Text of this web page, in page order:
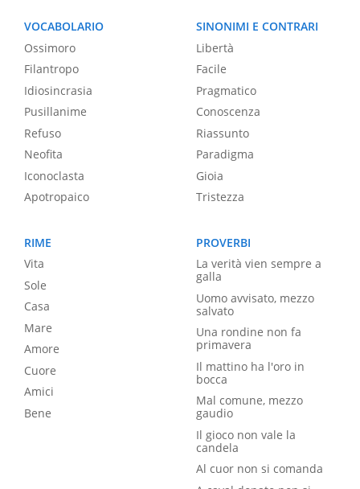
VOCABOLARIO
Ossimoro
Filantropo
Idiosincrasia
Pusillanime
Refuso
Neofita
Iconoclasta
Apotropaico
SINONIMI E CONTRARI
Libertà
Facile
Pragmatico
Conoscenza
Riassunto
Paradigma
Gioia
Tristezza
RIME
Vita
Sole
Casa
Mare
Amore
Cuore
Amici
Bene
PROVERBI
La verità vien sempre a
galla
Uomo avvisato, mezzo
salvato
Una rondine non fa
primavera
Il mattino ha l'oro in
bocca
Mal comune, mezzo
gaudio
Il gioco non vale la
candela
Al cuor non si comanda